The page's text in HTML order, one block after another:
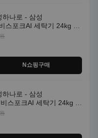
하나로 - 삼성
스포크AI 세탁기 24kg 건
입
N쇼핑구매
하나로 - 삼성
스포크AI 세탁기 24kg 건
입